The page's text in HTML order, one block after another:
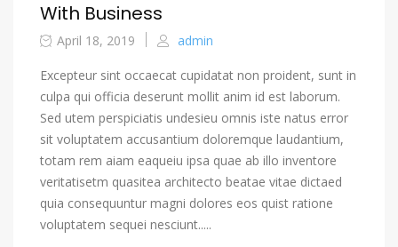
With Business
April 18, 2019 admin
Excepteur sint occaecat cupidatat non proident, sunt in
culpa qui officia deserunt mollit anim id est laborum.
Sed utem perspiciatis undesieu omnis iste natus error
sit voluptatem accusantium doloremque laudantium,
totam rem aiam eaqueiu ipsa quae ab illo inventore
veritatisetm quasitea architecto beatae vitae dictaed
quia consequuntur magni dolores eos quist ratione
voluptatem sequei nesciunt.....